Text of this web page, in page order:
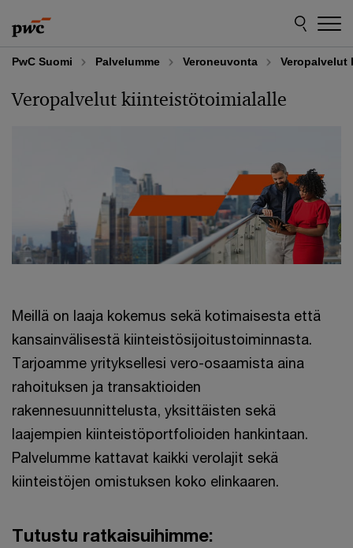
to
content
to
footer
PwC Suomi Palvelumme Veroneuvonta Veropalvelut
Veropalvelut kiinteistötoimialalle
Meillä on laaja kokemus sekä kotimaisesta että
kansainvälisestä kiinteistösijoitustoiminnasta.
Tarjoamme yrityksellesi vero-osaamista aina
rahoituksen ja transaktioiden
rakennesuunnittelusta, yksittäisten sekä
laajempien kiinteistöportfolioiden hankintaan.
Palvelumme kattavat kaikki verolajit sekä
kiinteistöjen omistuksen koko elinkaaren.
Tutustu ratkaisuihimme: